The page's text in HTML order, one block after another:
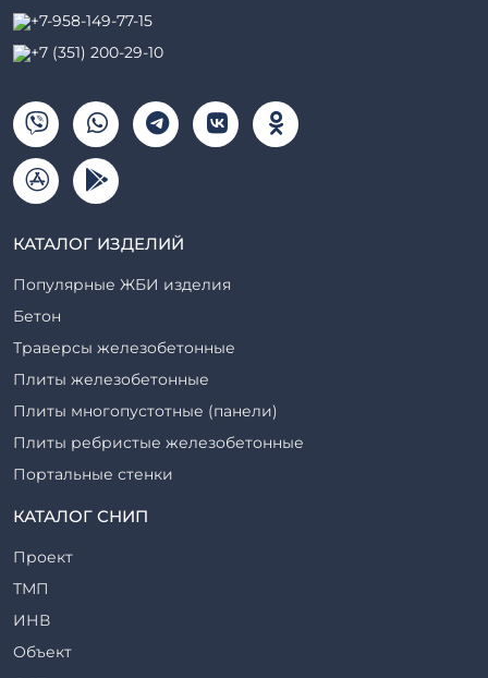
+7-958-149-77-15
+7 (351) 200-29-10
КАТАЛОГ ИЗДЕЛИЙ
Популярные ЖБИ изделия
Бетон
Траверсы железобетонные
Плиты железобетонные
Плиты многопустотные (панели)
Плиты ребристые железобетонные
Портальные стенки
Прогоны железобетонные
Ригели железобетонные
Сваи железобетонные
Стеновые блоки
Стойки железобетонные
КАТАЛОГ СНИП
Проект
ТМП
ИНВ
Объект